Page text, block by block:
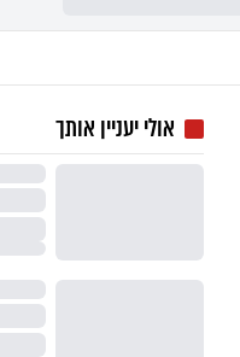
אולי יעניין אותך